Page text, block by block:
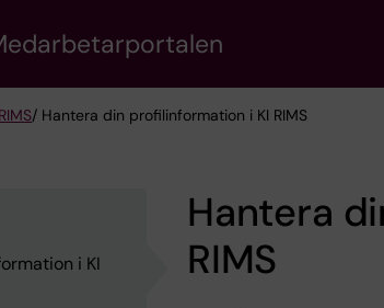
/ Hantera din profilinformation i KI RIMS
i KI
Hantera
RIMS